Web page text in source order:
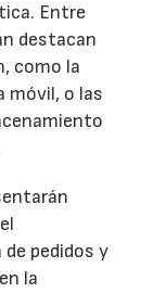
Entre
destacan
como la
móvil, o las
pedidos y
la